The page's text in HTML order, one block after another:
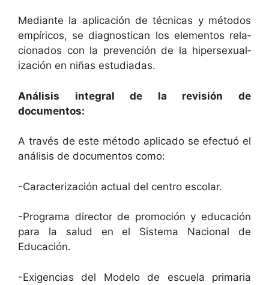
Medi­ante la apli­cación de téc­ni­cas y méto­dos
empíri­cos, se diag­nos­ti­can los ele­men­tos rela­
ciona­dos con la pre­ven­ción de la hiper­sex­u­al­
ización en niñas estudiadas.
Análi­sis inte­gral de la revisión de
documentos:
A través de este méto­do apli­ca­do se efec­tuó el
análi­sis de doc­u­men­tos como:
-Car­ac­ter­i­zación actu­al del cen­tro escolar.
-Pro­gra­ma direc­tor de pro­mo­ción y edu­cación
para la salud en el Sis­tema Nacional de
Educación.
-Exi­gen­cias del Mod­e­lo de escuela pri­maria